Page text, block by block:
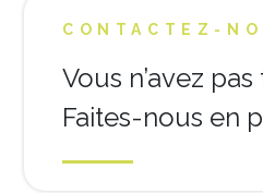
CONTACTEZ-
Vous n’avez
Faites-nous en